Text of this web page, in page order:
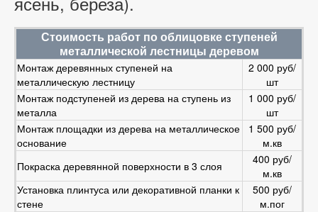
Стоимость работ по облицовке ступеней
металлической лестницы деревом
Монтаж деревянных ступеней на
металлическую лестницу
2 000 руб/
шт
Монтаж подступеней из дерева на ступень из
металла
1 000 руб/
шт
Монтаж площадки из дерева на металлическое
основание
1 500 руб/
м.кв
Покраска деревянной поверхности в 3 слоя
400 руб/
м.кв
Установка плинтуса или декоративной планки к
стене
500 руб/
м.пог